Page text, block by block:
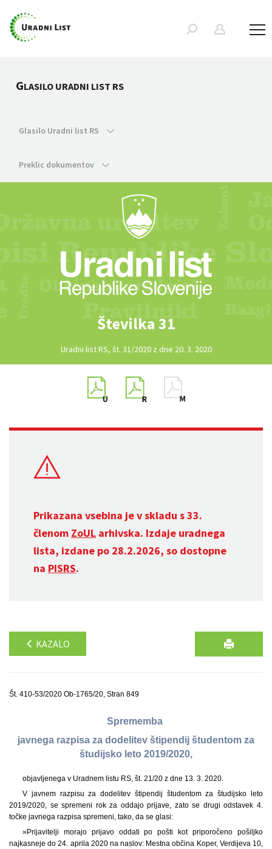
GLASILO URADNI LIST RS
Glasilo Uradni list RS
Preklic dokumentov
Številka 31
Uradni list RS, št. 31/2020 z dne 20. 3. 2020
Prikazana vsebina je v skladu s 33.
členom ZoUL arhivska. Izdaje uradnega
lista, izdane po 28.2.2026, so dostopne
na PISRS.
KAZALO
Št. 410-53/2020 Ob-1765/20, Stran 849
Sprememba
javnega razpisa za dodelitev štipendij študentom za
študijsko leto 2019/2020,
objavljenega v Uradnem listu RS, št. 21/20 z dne 13. 3. 2020.
V javnem razpisu za dodelitev štipendij študentom za študijsko leto
2019/2020, se spremeni rok za oddajo prijave, zato se drugi odstavek 4.
točke javnega razpisa spremeni, tako, da se glasi:
»Prijavitelji morajo prijavo oddati po pošti kot priporočeno pošiljko
najkasneje do 24. aprila 2020 na naslov: Mestna občina Koper, Verdijeva 10,